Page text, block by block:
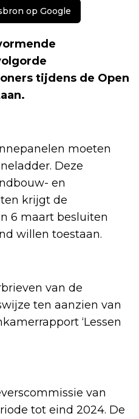
op Google
tijdens de Open
moeten
Deze
en
krijgt de
6 maart besluiten
willen toestaan.
van de
ten aanzien van
‘Lessen
van
tot eind 2024. De